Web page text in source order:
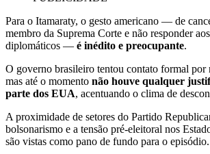
Para o Itamaraty, o gesto americano — de
membro da Suprema Corte e não responder
diplomáticos — é inédito e preocupante.
O governo brasileiro tentou contato formal por
mas até o momento não houve qualquer
parte dos EUA, acentuando o clima de
A proximidade de setores do Partido
bolsonarismo e a tensão pré-eleitoral nos
são vistas como pano de fundo para o episódio.